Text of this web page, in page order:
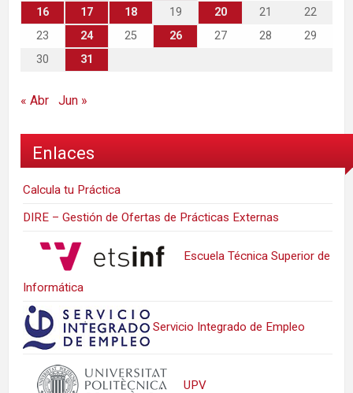
16
17 18 19 20 21
22
23
24 25 26 27 28
29
30
31
« Abr Jun »
Enlaces
Calcula tu Práctica
DIRE – Gestión de Ofertas de Prácticas Externas
Escuela Técnica Superior de
Informática
Servicio Integrado de Empleo
UPV